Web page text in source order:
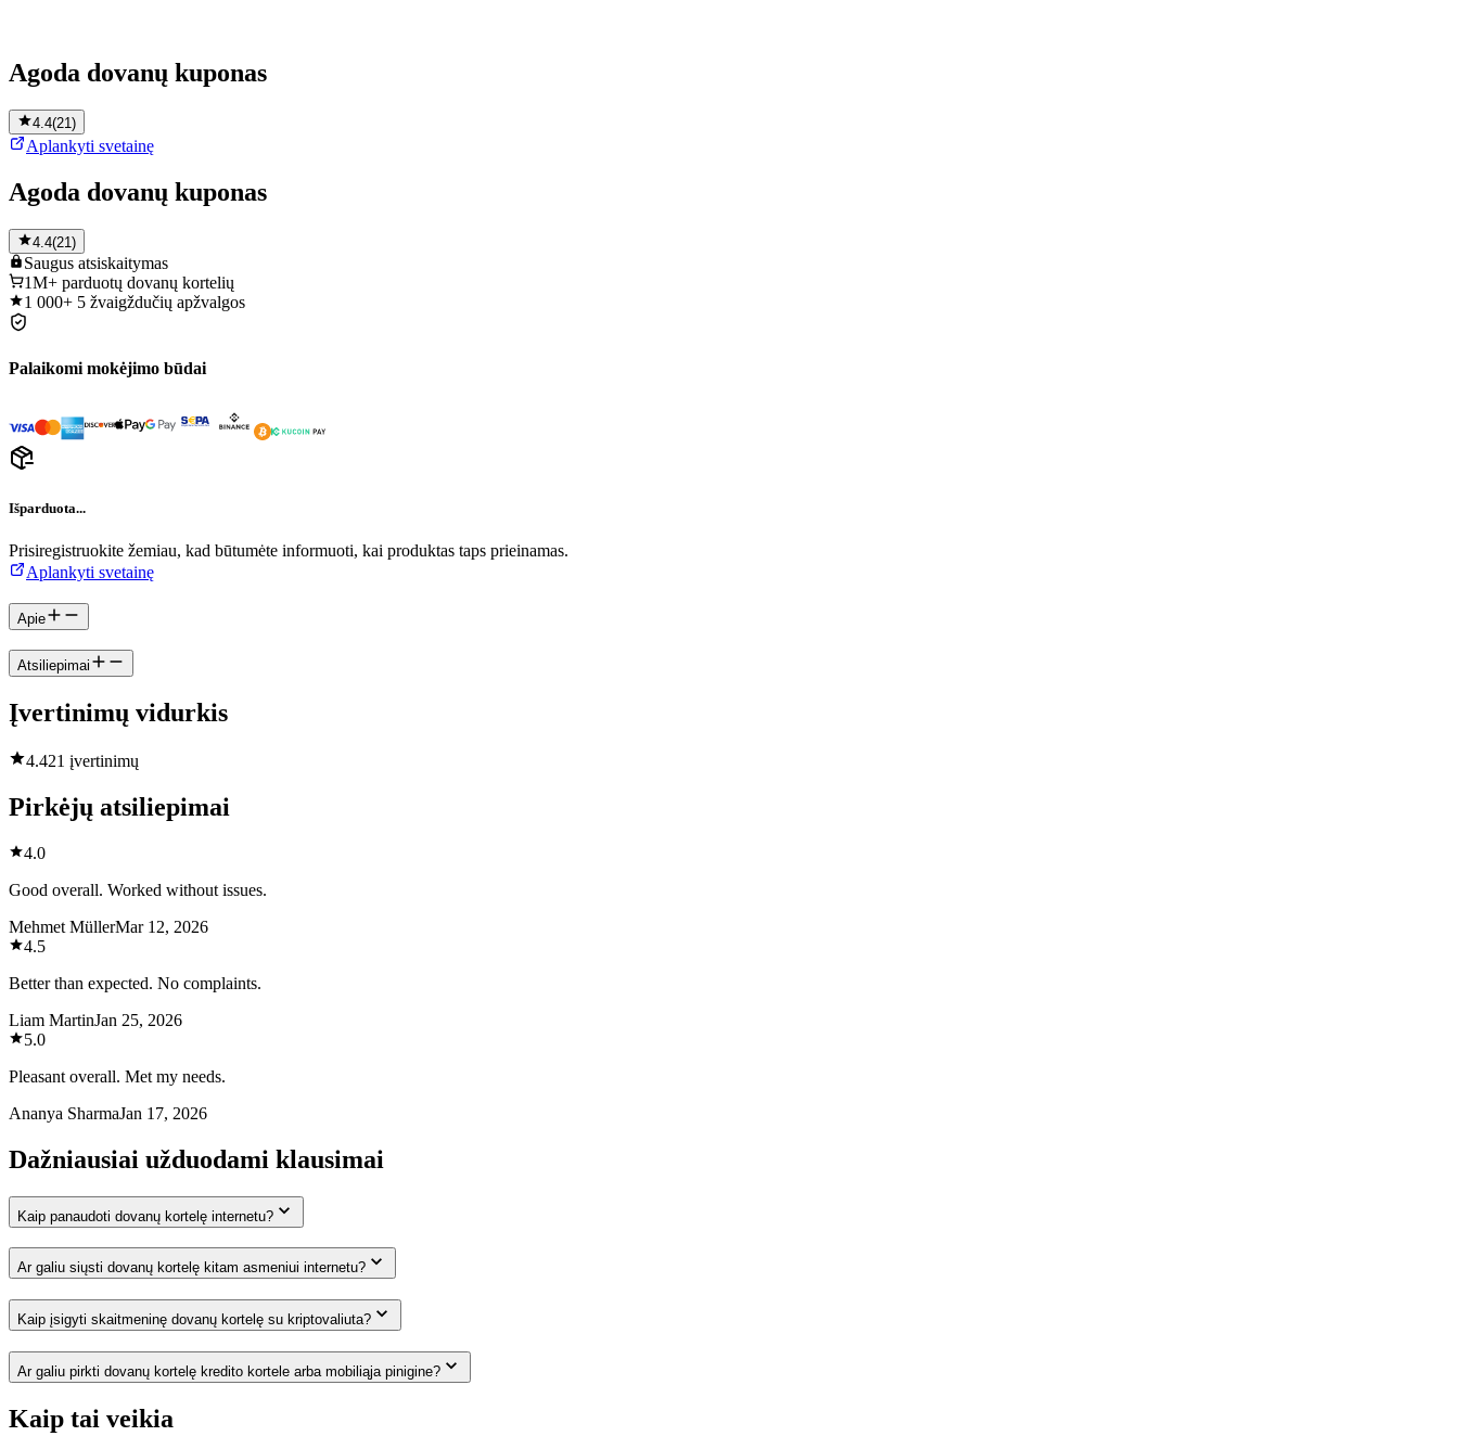
Agoda dovanų kuponas
4.4(21)
Aplankyti svetainę
Agoda dovanų kuponas
4.4(21 )
Saugus atsiskaitymas
1M+ parduotų dovanų kortelių
1 000+ 5 žvaigždučių apžvalgos
Palaikomi mokėjimo būdai
Išparduota...
Prisiregistruokite žemiau, kad būtumėte informuoti, kai produktas taps prieinamas.
Aplankyti svetainę
Apie
Atsiliepimai
Įvertinimų vidurkis
4.421 įvertinimų
Pirkėjų atsiliepimai
4.0
Good overall. Worked without issues.
Mehmet MüllerMar 12, 2026
4.5
Better than expected. No complaints.
Liam MartinJan 25, 2026
5.0
Pleasant overall. Met my needs.
Ananya SharmaJan 17, 2026
Dažniausiai užduodami klausimai
Kaip panaudoti dovanų kortelę internetu?
Ar galiu siųsti dovanų kortelę kitam asmeniui internetu?
Kaip įsigyti skaitmeninę dovanų kortelę su kriptovaliuta?
Ar galiu pirkti dovanų kortelę kredito kortele arba mobiliąja pinigine?
Kaip tai veikia